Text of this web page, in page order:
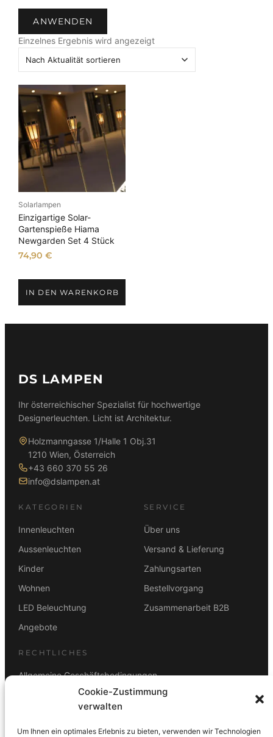
Cookie-Zustimmung
verwalten
Um Ihnen ein optimales Erlebnis zu bieten, verwenden wir Technologien
u
ANWENDEN
Einzelnes Ergebnis wird angezeigt
Solarlampen
Einzigartige Solar-
Gartenspieße Hiama
Newgarden Set 4 Stück
74,90€
IN DEN WARENKORB
DS LAMPEN
Ihr österreichischer Spezialist für hochwertige
Designerleuchten. Licht ist Architektur.
Holzmanngasse 1/Halle 1 Obj.31
1210 Wien, Österreich
+43 660 370 55 26
info@dslampen.at
KATEGORIEN
Innenleuchten
Aussenleuchten
Kinder
Wohnen
LED Beleuchtung
Angebote
SERVICE
Über uns
Versand & Lieferung
Zahlungsarten
Bestellvorgang
Zusammenarbeit B2B
RECHTLICHES
Allgemeine Geschäftsbedingungen
Rücktrittsbelehrung